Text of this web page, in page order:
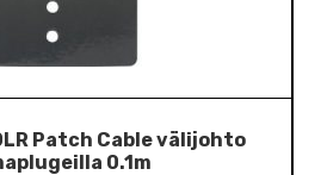
Patch Cable välijohto
0.1m